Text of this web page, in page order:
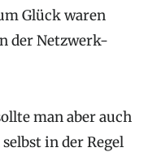
Glück waren
der Netzwerk-
man aber auch
in der Regel